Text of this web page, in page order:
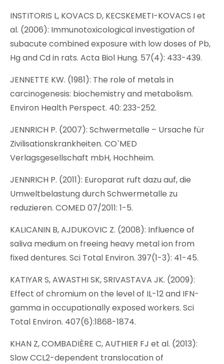
INSTITORIS L, KOVACS D, KECSKEMETI-KOVACS I et
al. (2006): Immunotoxicological investigation of
subacute combined exposure with low doses of Pb,
Hg and Cd in rats. Acta Biol Hung. 57(4): 433-439.
JENNETTE KW. (1981): The role of metals in
carcinogenesis: biochemistry and metabolism.
Environ Health Perspect. 40: 233-252.
JENNRICH P. (2007): Schwermetalle – Ursache für
Zivilisationskrankheiten. CO`MED
Verlagsgesellschaft mbH, Hochheim.
JENNRICH P. (2011): Europarat ruft dazu auf, die
Umweltbelastung durch Schwermetalle zu
reduzieren. COMED 07/2011: 1-5.
KALICANIN B, AJDUKOVIC Z. (2008): Influence of
saliva medium on freeing heavy metal ion from
fixed dentures. Sci Total Environ. 397(1-3): 41-45.
KATIYAR S, AWASTHI SK, SRIVASTAVA JK. (2009):
Effect of chromium on the level of IL-12 and IFN-
gamma in occupationally exposed workers. Sci
Total Environ. 407(6):1868-1874.
KHAN Z, COMBADIÈRE C, AUTHIER FJ et al. (2013):
Slow CCL2-dependent translocation of